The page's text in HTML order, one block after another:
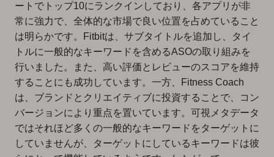
ートでトップ10にランクインしており、各アプリが非
常に強力で、全体的な市場で良い位置を占めていること
は明らかです。Fitbitは、サブタイトルを追加し、タイ
トルに一般的なキーワードを含めるASOの取り組みを
行いました。また、高い評価とレビューのスコアを維持
することにも成功しています。一方、Fitness Coach
は、ブランドとクリエイティブに投資することで、コン
バージョンにより重点を置いています。可視メタデータ
ではそれほど多くの一般的なキーワードをターゲットに
していませんが、ターゲットにしているキーワードは彼